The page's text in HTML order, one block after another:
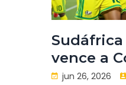
vence a
octavos
jun 26, 2026